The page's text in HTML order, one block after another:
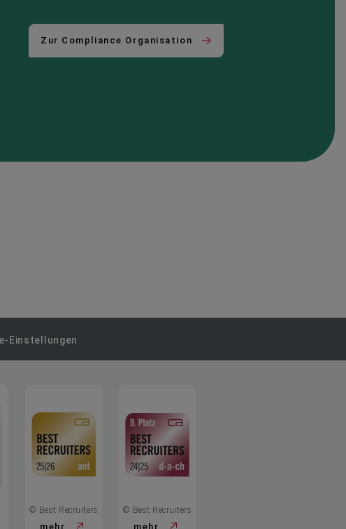
Zur Compliance Organisation
Einstellungen
© Best Recruiters
mehr
© Best Recruiters
mehr